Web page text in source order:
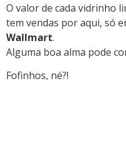
O valor de cada vidrinho
tem vendas por aqui, só
Wallmart.
Alguma boa alma pode
Fofinhos, né?!